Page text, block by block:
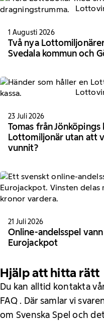
1 Augusti 2026
Två nya
Svedala kommun och
23 Juli 2026
Tomas från
Lottomiljonär utan att
vunnit?
21 Juli 2026
Online-andelsspel
Eurojackpot
Hjälp att hitta rätt
Du kan alltid kontakta
FAQ . Där samlar vi
om Svenska Spel och